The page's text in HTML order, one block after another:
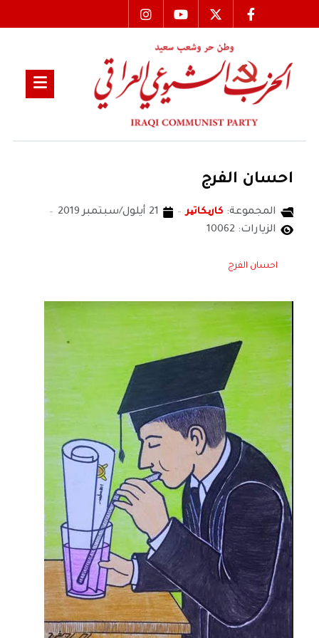
احسان الفرج
المجموعة: كاریكاتیر
21 أيلول/سبتمبر 2019
الزيارات: 10062
احسان الفرج